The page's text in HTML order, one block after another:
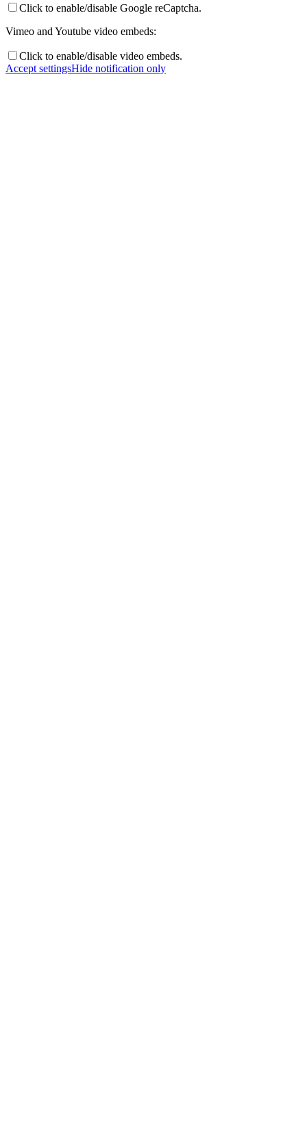
Click to enable/disable Google reCaptcha.
Vimeo and Youtube video embeds:
Click to enable/disable video embeds.
Accept settingsHide notification only